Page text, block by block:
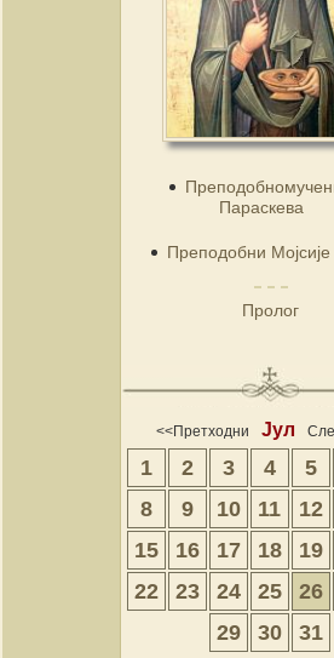
Параскева
Преподобни Мојсије
Пролог
<<Претходни Јул
1 2 3 4 5
8
9 10 11 12
15
16 17 18 19
22
23 24 25 26
29
30 31